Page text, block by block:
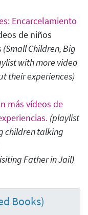
Encarcelamiento
de niños
(Small Children, Big
with more video
their experiences)
más vídeos de
(playlist
children talking
Father in Jail)
Books)